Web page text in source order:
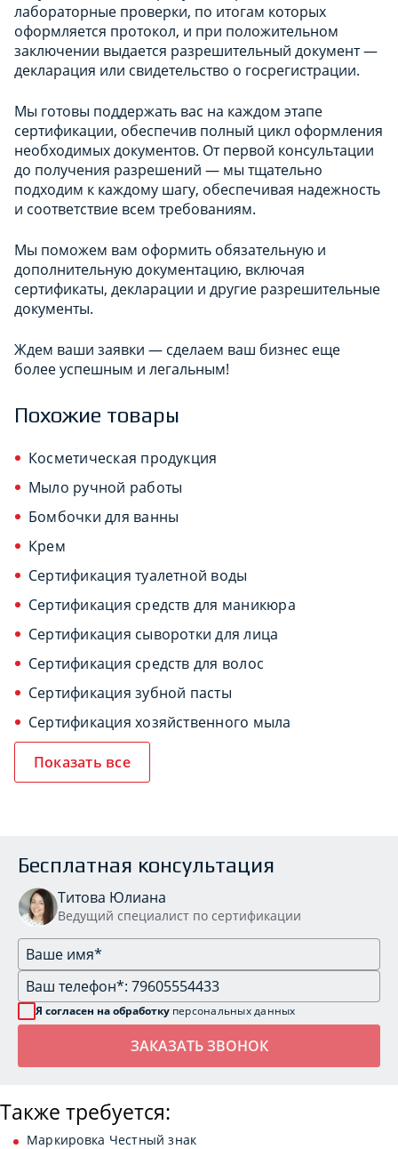
лабораторные проверки, по итогам которых
оформляется протокол, и при положительном
заключении выдается разрешительный документ —
декларация или свидетельство о госрегистрации.
Мы готовы поддержать вас на каждом этапе
сертификации, обеспечив полный цикл оформления
необходимых документов. От первой консультации
до получения разрешений — мы тщательно
подходим к каждому шагу, обеспечивая надежность
и соответствие всем требованиям.
Мы поможем вам оформить обязательную и
дополнительную документацию, включая
сертификаты, декларации и другие разрешительные
документы.
Ждем ваши заявки — сделаем ваш бизнес еще
более успешным и легальным!
Похожие товары
Косметическая продукция
Мыло ручной работы
Бомбочки для ванны
Крем
Сертификация туалетной воды
Сертификация средств для маникюра
Сертификация сыворотки для лица
Сертификация средств для волос
Сертификация зубной пасты
Сертификация хозяйственного мыла
Показать все
Бесплатная консультация
Титова Юлиана
Ведущий специалист по сертификации
Я согласен на обработку персональных данных
Также требуется:
Маркировка Честный знак